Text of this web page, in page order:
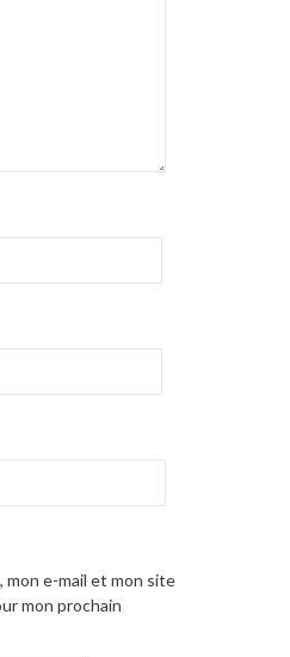
mon e-mail et mon site
mon prochain